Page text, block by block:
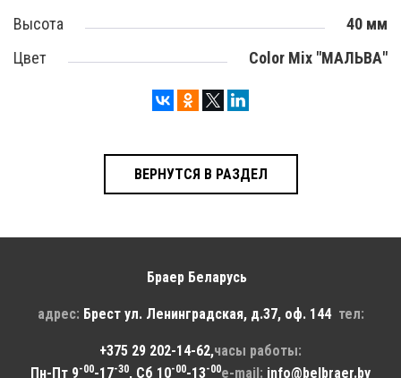
Высота
40 мм
Цвет
Color Mix "МАЛЬВА"
ВЕРНУТСЯ В РАЗДЕЛ
Браер Беларусь
адрес: Брест ул. Ленинградская, д.37, оф. 144 тел:
+375 29 202-14-62,часы работы:
Пн-Пт 9-00-17-30, Сб 10-00-13-00e-mail: info@belbraer.by